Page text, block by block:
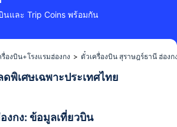
นและ Trip Coins พร้อมกัน
องบิน+โรงแรมฮ่องกง > ตั๋วเครื่องบิน สุราษฎร์ธานี ฮ่องก
พิเศษเฉพาะประเทศไทย
งกง: ข้อมูลเที่ยวบิน